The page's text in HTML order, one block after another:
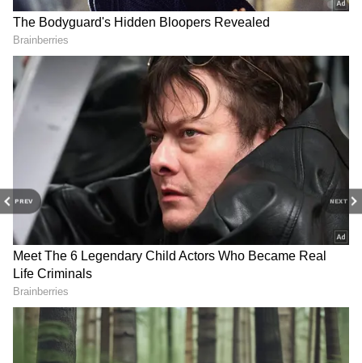
PREV NEXT
ramarajan
பின்னர் எங்க ஊரு பாட்டுக்காரன்,
செண்பகமே செண்பகமே, ஊர்காவல்காரன்,
பாட்டுக்கு நான் அடிமை என அப்போதைய
உச்ச நட்சத்திரங்களாக இருந்த ரஜினிகாந்த்
கமலஹாசனை காட்டிலும் மிகப்பெரிய
பேரையும் புகழையும் பெற்றிருந்தவர்
ராமராஜன்.
மேலும் செய்திகளுக்கு...ஓடிடி-க்கு வரும்
விக்ரமின் கோப்ரா எப்ப ரிலீஸ் தெரியுமா?